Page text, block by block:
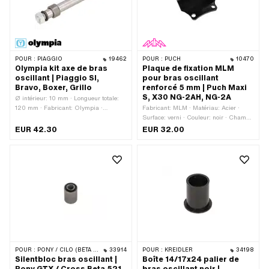
POUR : PIAGGIO 19462
Olympia kit axe de bras
oscillant | Piaggio SI,
Bravo, Boxer, Grillo
Ø intérieur: 10 mm · Longueur totale:
120 mm · Fabricant: Olympia ·
bleu · Couleur: argent · Entraînement:
EUR 42.30
POUR : PUCH 10470
Plaque de fixation MLM
pour bras oscillant
renforcé 5 mm | Puch Maxi
S, X30 NG-2AH, NG-2A
Fabricant: MLM · Matériau: Acier ·
Surface: verni · Couleur: noir · Champ
d'application: Original
EUR 32.00
POUR : PONY / CILO (BÊTA 521 & 512) 33914
Silentbloc bras oscillant |
POUR : KREIDLER 34198
Boîte 14/17x24 palier de